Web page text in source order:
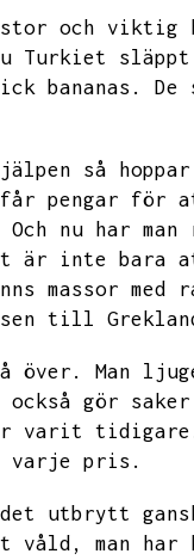
stor och
Turkiet släppt
bananas.
De
så
pengar
Och nu har
är inte bara
massor med
till
över. Man
också gör
varit
varje pris.
utbrytt
våld,
man